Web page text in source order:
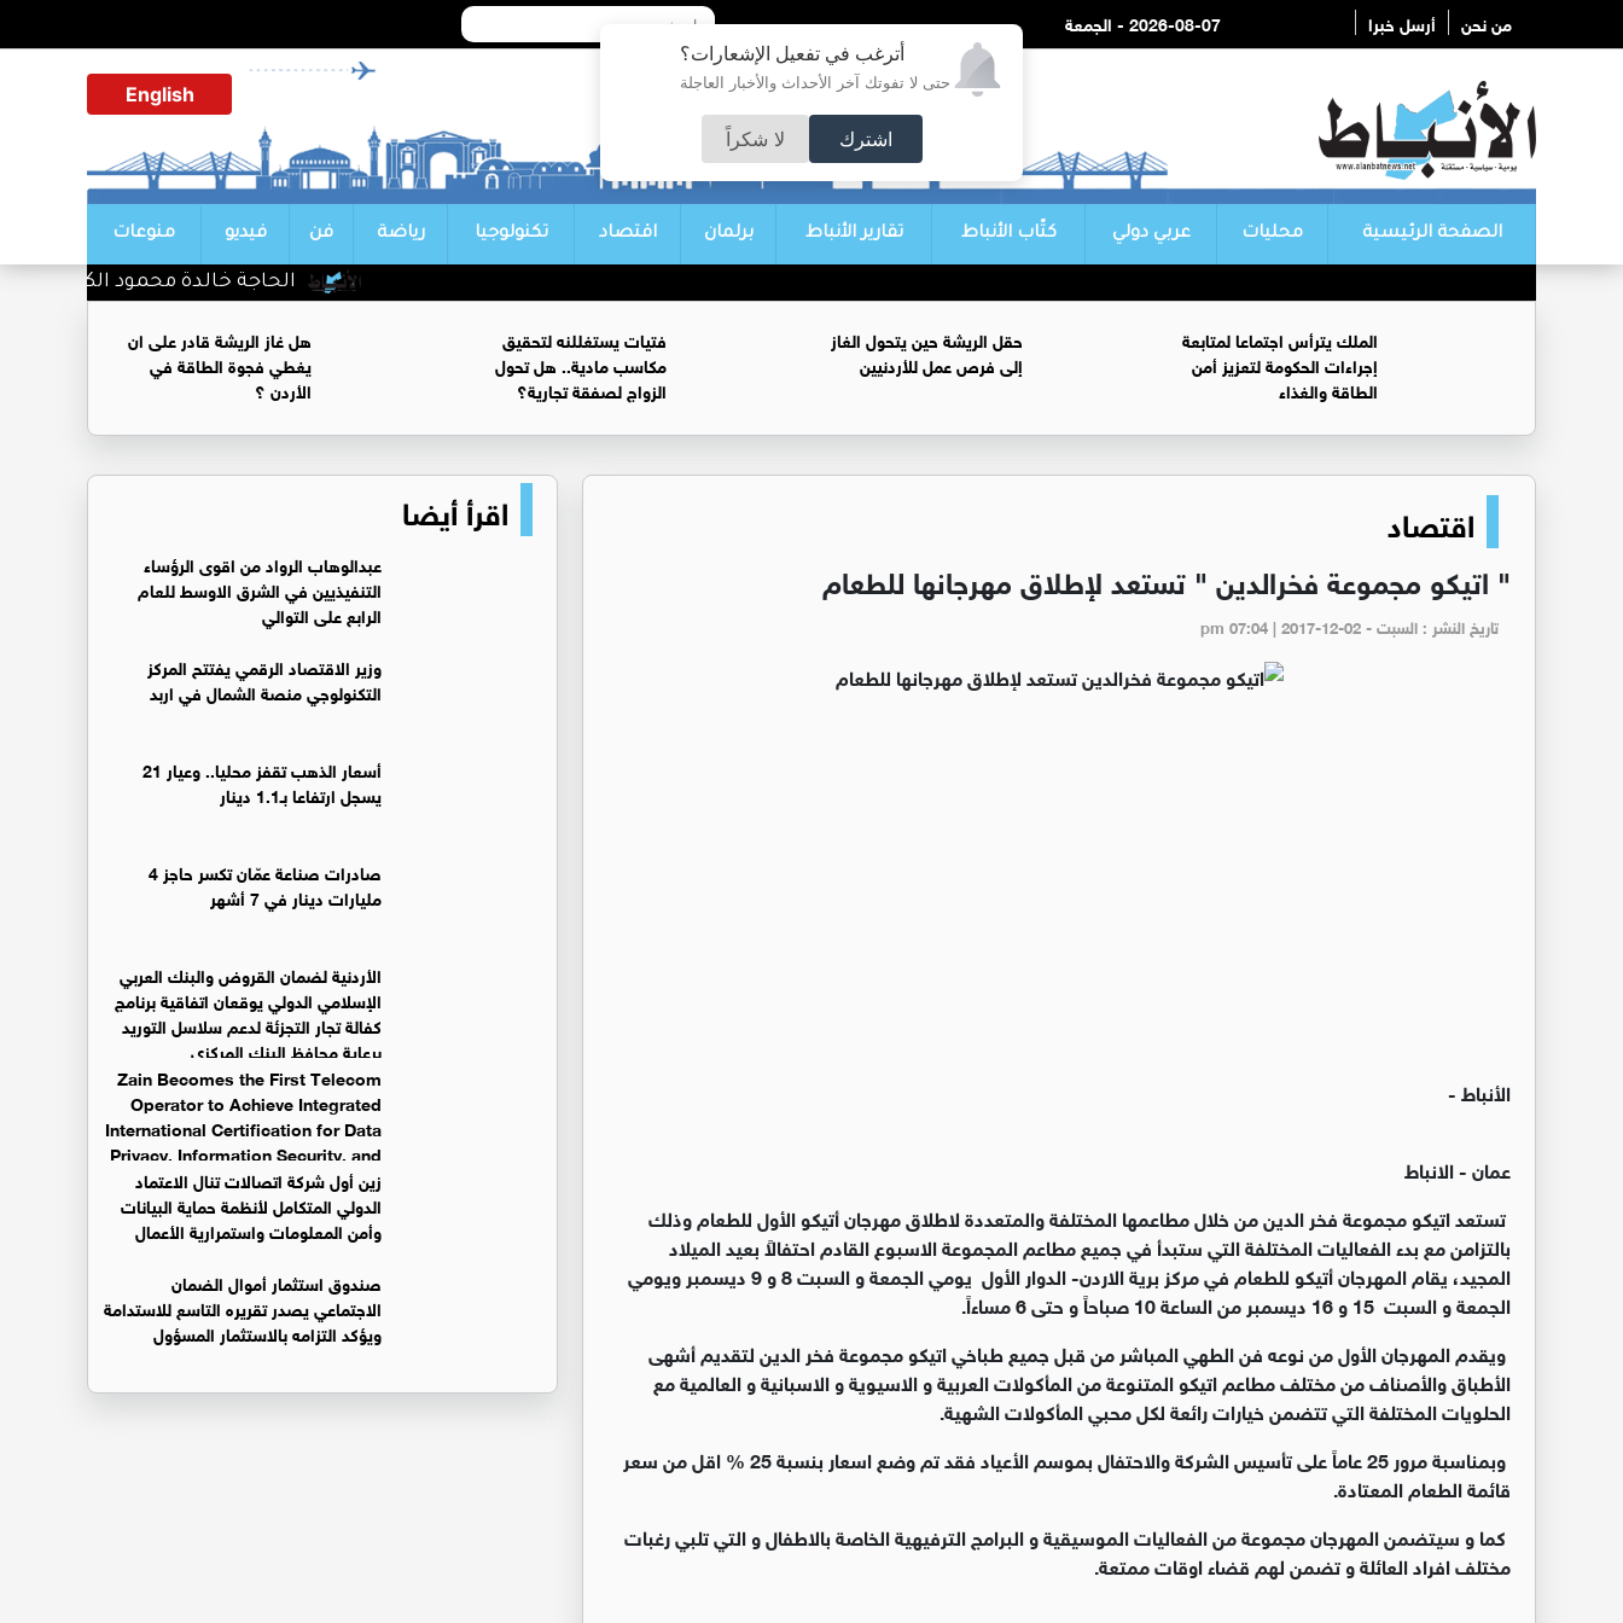
أترغب في تفعيل الإشعارات؟
حتى لا تفوتك آخر الأحداث والأخبار العاجلة
اشترك لا شكراً
من نحن أرسل خبرا 2026-08-07 - الجمعة
English
الصفحة الرئيسية محليات عربي دولي كتّاب الأنباط تقارير الأنباط برلمان اقتصاد تكنولوجيا رياضة فن فيديو منوعات
الحاجة خالدة محمود الكرمي في ذمة
الملك يترأس اجتماعا لمتابعة
إجراءات الحكومة لتعزيز أمن
الطاقة والغذاء
حقل الريشة حين يتحول الغاز
إلى فرص عمل للأردنيين
فتيات يستغللنه لتحقيق
مكاسب مادية.. هل تحول
الزواج لصفقة تجارية؟
هل غاز الريشة قادر على ان
يغطي فجوة الطاقة في
الأردن ؟
اقتصاد
" اتيكو مجموعة فخرالدين " تستعد لإطلاق مهرجانها للطعام
تاريخ النشر : السبت - pm 07:04 | 2017-12-02
الأنباط -
عمان - الانباط
تستعد اتيكو مجموعة فخر الدين من خلال مطاعمها المختلفة والمتعددة لاطلاق مهرجان أتيكو الأول للطعام وذلك
بالتزامن مع بدء الفعاليات المختلفة التي ستبدأ في جميع مطاعم المجموعة الاسبوع القادم احتفالاً بعيد الميلاد
المجيد، يقام المهرجان أتيكو للطعام في مركز برية الاردن- الدوار الأول يومي الجمعة و السبت 8 و 9 ديسمبر ويومي
الجمعة و السبت 15 و 16 ديسمبر من الساعة 10 صباحاً و حتى 6 مساءاً.
ويقدم المهرجان الأول من نوعه فن الطهي المباشر من قبل جميع طباخي اتيكو مجموعة فخر الدين لتقديم أشهى
الأطباق والأصناف من مختلف مطاعم اتيكو المتنوعة من المأكولات العربية و الاسيوية و الاسبانية و العالمية مع
الحلويات المختلفة التي تتضمن خيارات رائعة لكل محبي المأكولات الشهية.
وبمناسبة مرور 25 عاماً على تأسيس الشركة والاحتفال بموسم الأعياد فقد تم وضع اسعار بنسبة 25 % اقل من سعر
قائمة الطعام المعتادة.
كما و سيتضمن المهرجان مجموعة من الفعاليات الموسيقية و البرامج الترفيهية الخاصة بالاطفال و التي تلبي رغبات
مختلف افراد العائلة و تضمن لهم قضاء اوقات ممتعة.
اقرأ أيضا
عبدالوهاب الرواد من اقوى الرؤساء
التنفيذيين في الشرق الاوسط للعام
الرابع على التوالي
وزير الاقتصاد الرقمي يفتتح المركز
التكنولوجي منصة الشمال في اربد
أسعار الذهب تقفز محليا.. وعيار 21
يسجل ارتفاعا بـ1.1 دينار
صادرات صناعة عمّان تكسر حاجز 4
مليارات دينار في 7 أشهر
الأردنية لضمان القروض والبنك العربي
الإسلامي الدولي يوقعان اتفاقية برنامج
كفالة تجار التجزئة لدعم سلاسل التوريد
برعاية محافظ البنك المركزي
Zain Becomes the First Telecom
Operator to Achieve Integrated
International Certification for Data
Privacy, Information Security, and
Business Continuity Management Systems
زين أول شركة اتصالات تنال الاعتماد
الدولي المتكامل لأنظمة حماية البيانات
وأمن المعلومات واستمرارية الأعمال
صندوق استثمار أموال الضمان
الاجتماعي يصدر تقريره التاسع للاستدامة
ويؤكد التزامه بالاستثمار المسؤول